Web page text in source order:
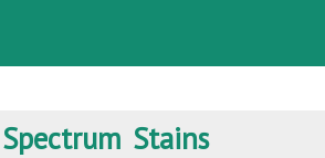
Stains